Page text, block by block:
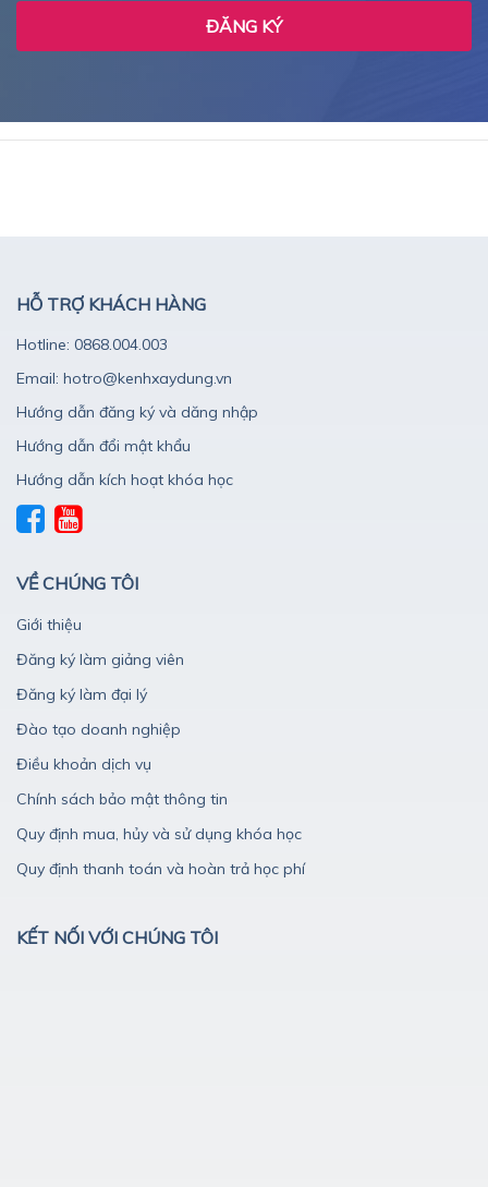
Email: hotro@kenhxaydung.vn
Hướng dẫn đăng ký và dăng nhập
Hướng dẫn đổi mật khẩu
Hướng dẫn kích hoạt khóa học
VỀ CHÚNG TÔI
Đăng ký làm giảng viên
Đăng ký làm đại lý
Đào tạo doanh nghiệp
Điều khoản dịch vụ
Chính sách bảo mật thông tin
Quy định mua, hủy và sử dụng khóa học
Quy định thanh toán và hoàn trả học phí
KẾT NỐI VỚI CHÚNG TÔI